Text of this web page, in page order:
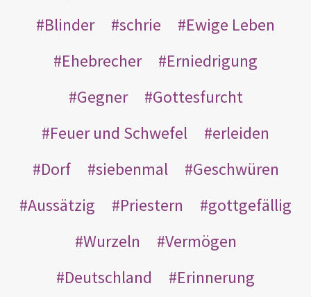
Blinder
schrie
Ewige Leben
Ehebrecher
Erniedrigung
Gegner
Gottesfurcht
Feuer und Schwefel
erleiden
Dorf
siebenmal
Geschwüren
Aussätzig
Priestern
gottgefällig
Wurzeln
Vermögen
Deutschland
Erinnerung